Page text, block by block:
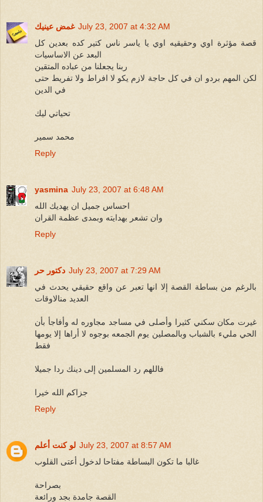
غمض عينيك July 23, 2007 at 4:32 AM
قصة مؤثرة اوي وحقيقيه اوي يا ياسر ناس كتير كده بعدين كل
البعد عن الاساسيات
ربنا يجعلنا من عباده المتقين
لكن المهم بردو ان في كل حاجة لازم يكو لا افراط ولا تفريط حتى
في الدين
تحياتي ليك
محمد سمير
Reply
yasmina July 23, 2007 at 6:48 AM
احساس جميل ان يهديك الله
وان تشعر بهدايته وبمدى عظمة القران
Reply
دكتور حر July 23, 2007 at 7:29 AM
بالرغم من بساطة القصة إلا انها تعبر عن واقع حقيقي يحدث في
العديد منالاوقات
غيرت مكان سكني كثيرا وأصلى في مساجد مجاوره له وأفاجأ بأن
الحي مليء بالشباب وبالمصلين يوم الجمعه بوجوه لا أراها إلا يومها
فقط
فاللهم رد المسلمين إلى دينك ردا جميلا
جزاكم الله خيرا
Reply
لو كنت أعلم July 23, 2007 at 8:57 AM
غالبا ما تكون البساطة مفتاحا لدخول أعتى القلوب
بصراحة
القصة جامدة بجد ورائعة